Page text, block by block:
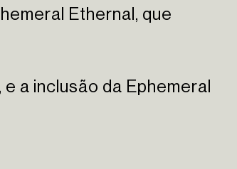
Ethernal, que
a inclusão da Ephemeral